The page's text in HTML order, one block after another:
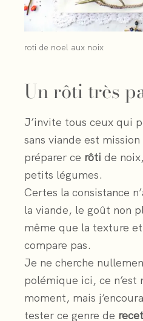
roti de noel aux noix
Un rôti très
J’invite tous ceux qui
sans viande est
préparer ce rôti de
petits légumes.
Certes la consistance
la viande, le goût non
même que la texture
compare pas.
Je ne cherche
polémique ici, ce n’est
moment, mais
tester ce genre de